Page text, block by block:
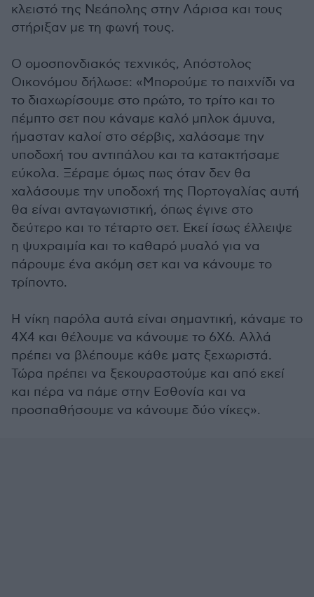
κλειστό της Νεάπολης στην Λάρισα και τους
στήριξαν με τη φωνή τους.
Ο ομοσπονδιακός τεχνικός, Απόστολος
Οικονόμου δήλωσε: «Μπορούμε το παιχνίδι να
το διαχωρίσουμε στο πρώτο, το τρίτο και το
πέμπτο σετ που κάναμε καλό μπλοκ άμυνα,
ήμασταν καλοί στο σέρβις, χαλάσαμε την
υποδοχή του αντιπάλου και τα κατακτήσαμε
εύκολα. Ξέραμε όμως πως όταν δεν θα
χαλάσουμε την υποδοχή της Πορτογαλίας αυτή
θα είναι ανταγωνιστική, όπως έγινε στο
δεύτερο και το τέταρτο σετ. Εκεί ίσως έλλειψε
η ψυχραιμία και το καθαρό μυαλό για να
πάρουμε ένα ακόμη σετ και να κάνουμε το
τρίποντο.
Η νίκη παρόλα αυτά είναι σημαντική, κάναμε το
4Χ4 και θέλουμε να κάνουμε το 6Χ6. Αλλά
πρέπει να βλέπουμε κάθε ματς ξεχωριστά.
Τώρα πρέπει να ξεκουραστούμε και από εκεί
και πέρα να πάμε στην Εσθονία και να
προσπαθήσουμε να κάνουμε δύο νίκες».